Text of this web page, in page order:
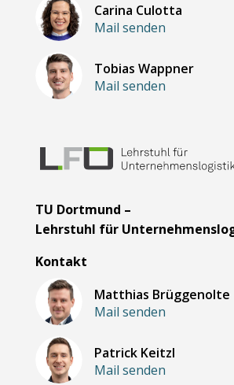
Carina Culotta
Mail senden
Tobias Wappner
Mail senden
TU Dortmund –
Lehrstuhl für
Kontakt
Matthias Brüggenolte
Mail senden
Patrick Keitzl
Mail senden